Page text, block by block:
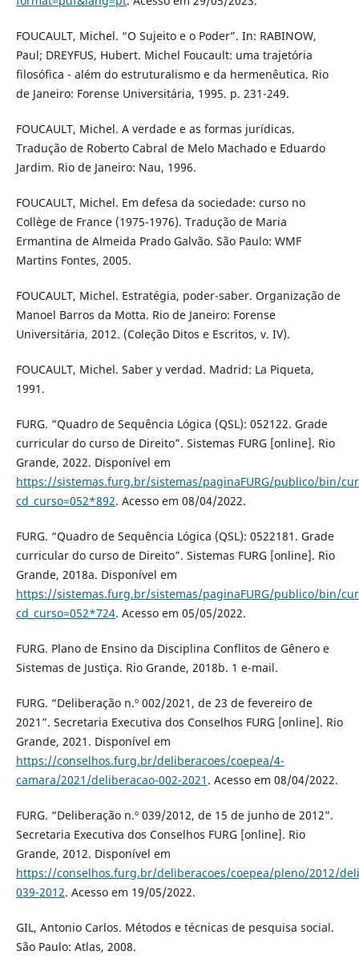
FOUCAULT, Michel. “O Sujeito e o Poder”. In: RABINOW,
Paul; DREYFUS, Hubert. Michel Foucault: uma trajetória
filosófica - além do estruturalismo e da hermenêutica. Rio
de Janeiro: Forense Universitária, 1995. p. 231-249.
FOUCAULT, Michel. A verdade e as formas jurídicas.
Tradução de Roberto Cabral de Melo Machado e Eduardo
Jardim. Rio de Janeiro: Nau, 1996.
FOUCAULT, Michel. Em defesa da sociedade: curso no
Collège de France (1975-1976). Tradução de Maria
Ermantina de Almeida Prado Galvão. São Paulo: WMF
Martins Fontes, 2005.
FOUCAULT, Michel. Estratégia, poder-saber. Organização de
Manoel Barros da Motta. Rio de Janeiro: Forense
Universitária, 2012. (Coleção Ditos e Escritos, v. IV).
FOUCAULT, Michel. Saber y verdad. Madrid: La Piqueta,
1991.
FURG. “Quadro de Sequência Lógica (QSL): 052122. Grade
curricular do curso de Direito”. Sistemas FURG [online]. Rio
Grande, 2022. Disponível em
https://sistemas.furg.br/sistemas/paginaFURG/publico/bin/
cd_curso=052*892. Acesso em 08/04/2022.
FURG. “Quadro de Sequência Lógica (QSL): 0522181. Grade
curricular do curso de Direito”. Sistemas FURG [online]. Rio
Grande, 2018a. Disponível em
https://sistemas.furg.br/sistemas/paginaFURG/publico/bin/
cd_curso=052*724. Acesso em 05/05/2022.
FURG. Plano de Ensino da Disciplina Conflitos de Gênero e
Sistemas de Justiça. Rio Grande, 2018b. 1 e-mail.
FURG. “Deliberação n.º 002/2021, de 23 de fevereiro de
2021”. Secretaria Executiva dos Conselhos FURG [online]. Rio
Grande, 2021. Disponível em
https://conselhos.furg.br/deliberacoes/coepea/4-
camara/2021/deliberacao-002-2021 . Acesso em 08/04/2022.
FURG. “Deliberação n.º 039/2012, de 15 de junho de 2012”.
Secretaria Executiva dos Conselhos FURG [online]. Rio
Grande, 2012. Disponível em
https://conselhos.furg.br/deliberacoes/coepea/pleno/2012/
039-2012. Acesso em 19/05/2022.
GIL, Antonio Carlos. Métodos e técnicas de pesquisa social.
São Paulo: Atlas, 2008.